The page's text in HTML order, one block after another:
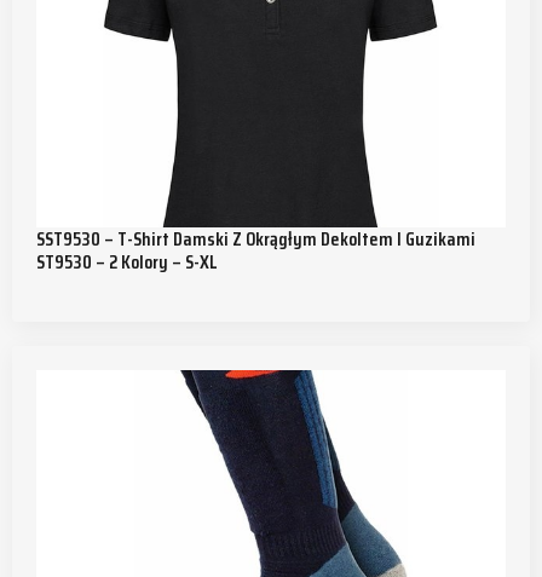
SST9530 – T-Shirt Damski Z Okrągłym Dekoltem I Guzikami
ST9530 – 2 Kolory – S-XL